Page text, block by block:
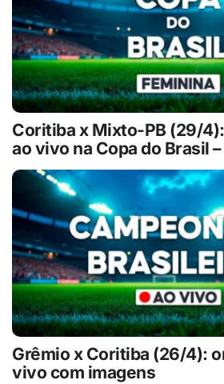
Coritiba x Mixto-PB (29/
ao vivo na Copa do Brasil
Grêmio x Coritiba (26/4):
vivo com imagens